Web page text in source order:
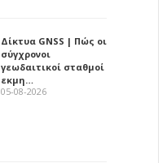
Δίκτυα GNSS | Πώς οι
σύγχρονοι
γεωδαιτικοί σταθμοί
εκμη…
05-08-2026